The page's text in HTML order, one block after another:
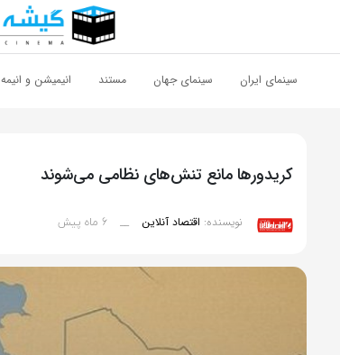
سینمای ایران سینمای جهان مستند انیمیشن و انیمه
کریدورها مانع تنش‌های نظامی می‌شوند
نویسنده: اقتصاد آنلاین __ 6 ماه پیش